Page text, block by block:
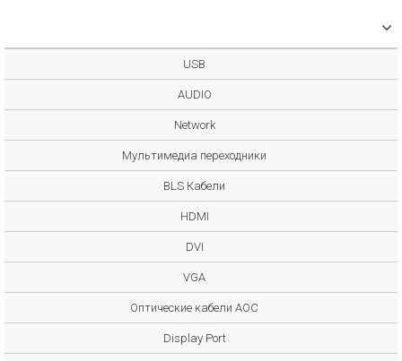
USB
AUDIO
Network
Мультимедиа переходники
BLS Кабели
HDMI
DVI
VGA
Оптические кабели AOC
Display Port